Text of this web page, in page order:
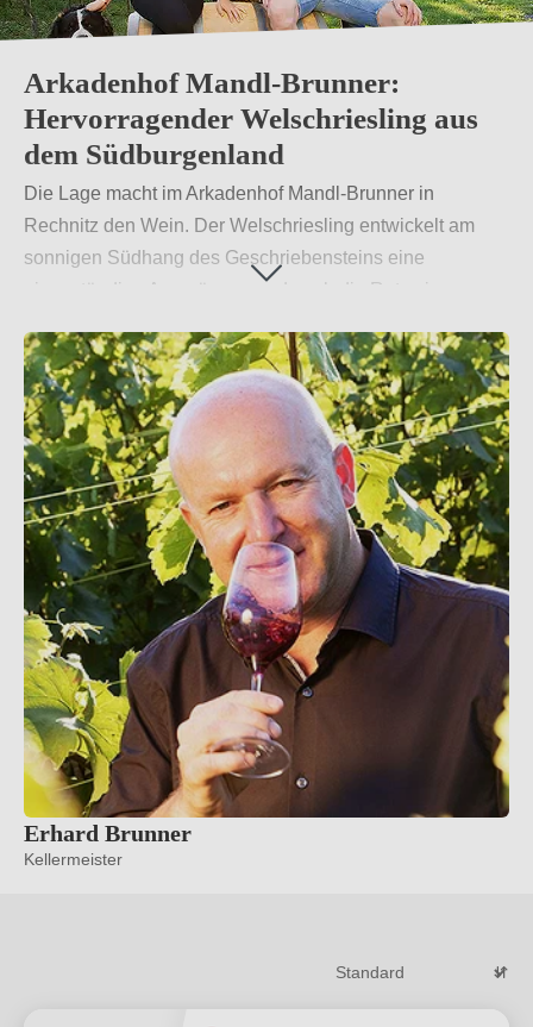
Arkadenhof Mandl-Brunner:
Hervorragender Welschriesling aus
dem Südburgenland
Die Lage macht im Arkadenhof Mandl-Brunner in
Rechnitz den Wein. Der Welschriesling entwickelt am
sonnigen Südhang des Geschriebensteins eine
eigenständige Ausprägung und auch die Rotweine
Winzerpaars ist, dieses Potenzial auszuloten. Geprägt
vom Grünschiefer entstehen sortentypische fruchtbetonte
Weine mit intensiven Aromen.
Weiterlesen→
Erhard Brunner
Kellermeister